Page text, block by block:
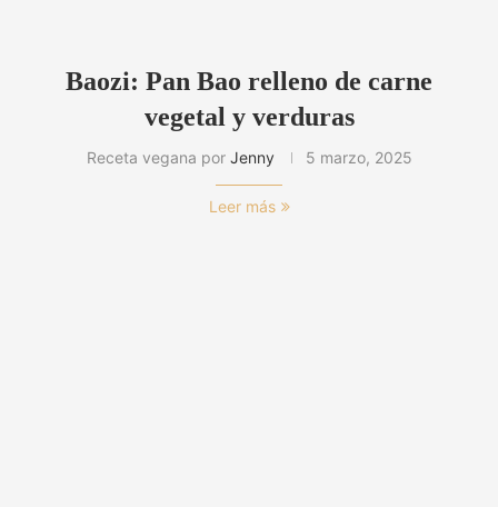
Baozi: Pan Bao relleno de carne
vegetal y verduras
Receta vegana por Jenny 5 marzo, 2025
Leer más